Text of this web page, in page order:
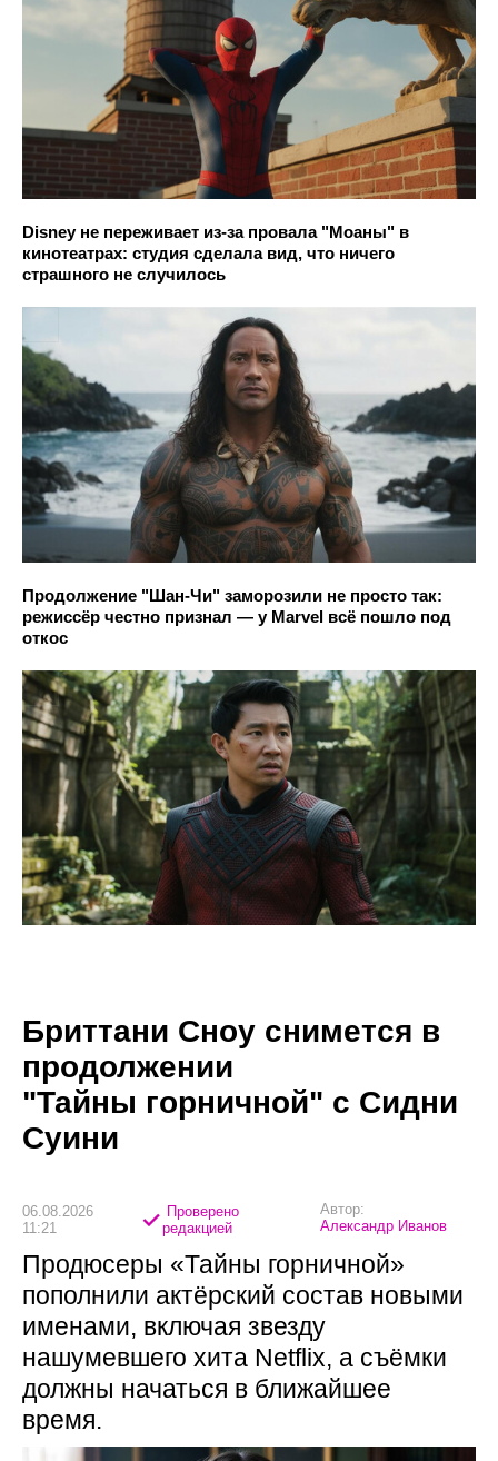
Disney не переживает из-за провала "Моаны" в
кинотеатрах: студия сделала вид, что ничего
страшного не случилось
Продолжение "Шан-Чи" заморозили не просто так:
режиссёр честно признал — у Marvel всё пошло под
откос
Бриттани Сноу снимется в
продолжении
"Тайны горничной" с Сидни
Суини
06.08.2026
11:21
Проверено
редакцией
Автор:
Александр Иванов
Продюсеры «Тайны горничной»
пополнили актёрский состав новыми
именами, включая звезду
нашумевшего хита Netflix, а съёмки
должны начаться в ближайшее
время.